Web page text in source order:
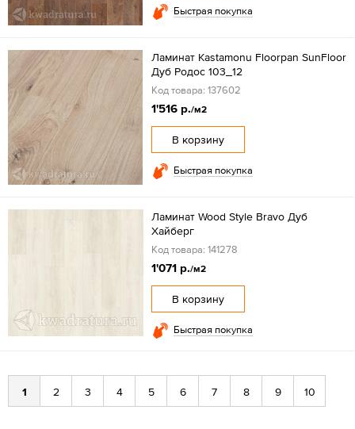
Быстрая покупка
Ламинат Kastamonu Floorpan SunFloor
Дуб Родос 103_12
Код товара: 137602
1'516 р./м2
В корзину
Быстрая покупка
Ламинат Wood Style Bravo Дуб
Хайберг
Код товара: 141278
1'071 р./м2
В корзину
Быстрая покупка
1 2 3 4 5 6 7 8 9 10